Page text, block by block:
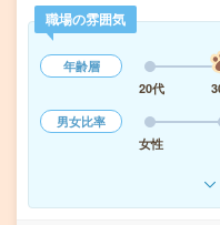
職場の雰囲気
年齢層
20代
男女比率
女性